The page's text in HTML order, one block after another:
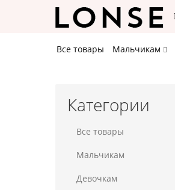
Все товары Мальчикам
Категории
Все товары
Мальчикам
Девочкам